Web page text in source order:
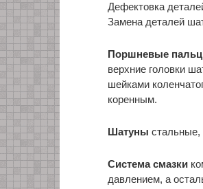
Дефектовка
Замена деталей
Поршневые
верхние головки
шейками
коренным.
Шатуны стальные,
Система смазки
давлением, а